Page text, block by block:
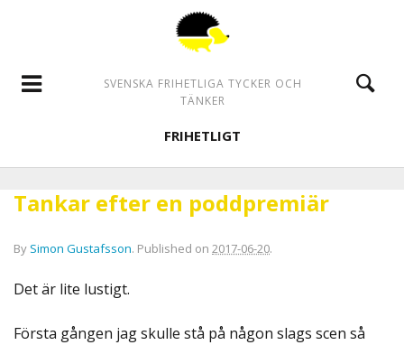
SVENSKA FRIHETLIGA TYCKER OCH
TÄNKER
FRIHETLIGT
Tankar efter en poddpremiär
By Simon Gustafsson. Published on 2017-06-20.
Det är lite lustigt.
Första gången jag skulle stå på någon slags scen så